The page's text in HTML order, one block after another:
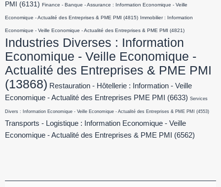
PMI
(6131) Finance - Banque - Assurance : Information Economique - Veille
Economique - Actualité des Entreprises & PME PMI (4815) Immobilier : Information
Economique - Veille Economique - Actualité des Entreprises & PME PMI (4821)
Industries Diverses : Information
Economique - Veille Economique -
Actualité des Entreprises & PME PMI
(13868) Restauration - Hôtellerie : Information - Veille
Economique - Actualité des Entreprises PME PMI
(6633) Services
Divers : Information Economique - Veille Economique - Actualité des Entreprises & PME PMI (4553)
Transports - Logistique : Information Economique - Veille
Economique - Actualité des Entreprises & PME PMI
(6562)